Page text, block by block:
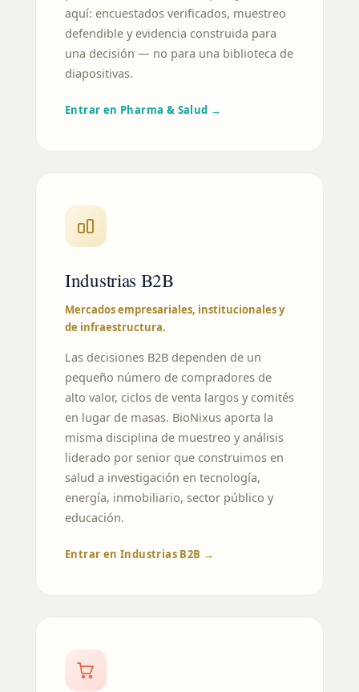
aquí: encuestados verificados, muestreo
defendible y evidencia construida para
una decisión — no para una biblioteca de
diapositivas.
Entrar en Pharma & Salud →
Industrias B2B
Mercados empresariales, institucionales y
de infraestructura.
Las decisiones B2B dependen de un
pequeño número de compradores de
alto valor, ciclos de venta largos y comités
en lugar de masas. BioNixus aporta la
misma disciplina de muestreo y análisis
liderado por senior que construimos en
salud a investigación en tecnología,
energía, inmobiliario, sector público y
educación.
Entrar en Industrias B2B →